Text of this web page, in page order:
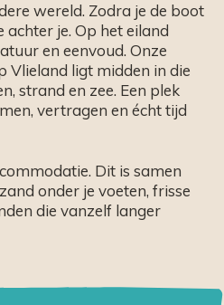
wereld. Zodra je de boot
je. Op het eiland
en eenvoud. Onze
Vlieland ligt midden in die
strand en zee. Een plek
vertragen en écht tijd
Dit is samen
onder je voeten, frisse
die vanzelf langer